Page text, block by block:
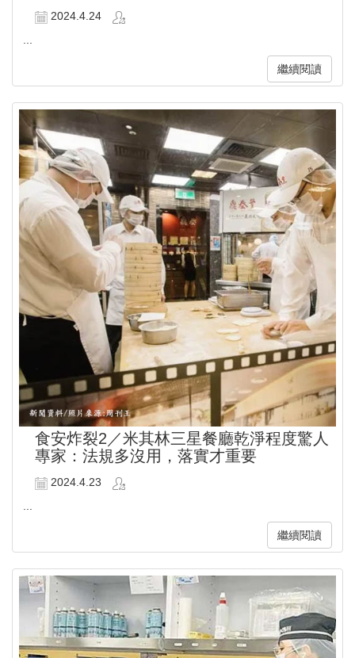
2024.4.24
...
繼續閱讀
食安炸裂2／米其林三星餐廳乾淨程度驚人
專家：法規多沒用，落實才重要
2024.4.23
...
繼續閱讀